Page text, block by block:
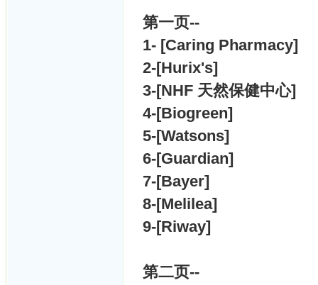
第一页--
1- [Caring Pharmacy]
2-[Hurix's]
3-[NHF 天然保健中心]
4-[Biogreen]
5-[Watsons]
6-[Guardian]
7-[Bayer]
8-[Melilea]
9-[Riway]
第二页--